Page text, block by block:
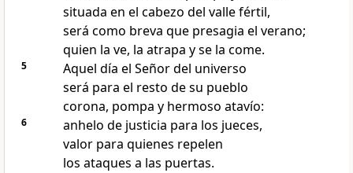
situada en el cabezo del valle fértil,
será como breva que presagia el verano;
quien la ve, la atrapa y se la come.
5
Aquel día el Señor del universo
será para el resto de su pueblo
corona, pompa y hermoso atavío:
6
anhelo de justicia para los jueces,
valor para quienes repelen
los ataques a las puertas.